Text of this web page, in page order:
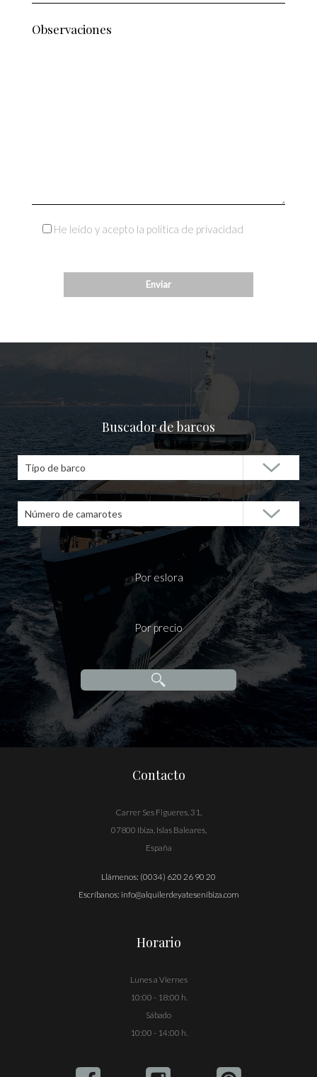
He leído y acepto la política de privacidad
Buscador de barcos
Tipo de barco
Número de camarotes
Por eslora
Por precio
Contacto
Carrer Ses Figueres, 31,
07800 Ibiza, Islas Baleares,
España
Llámenos: (0034) 620 26 90 20
Escríbanos: info@alquilerdeyatesenibiza.com
Horario
Lunes a Viernes
10:00 - 18:00 h.
Sábado
10:00 - 14:00 h.